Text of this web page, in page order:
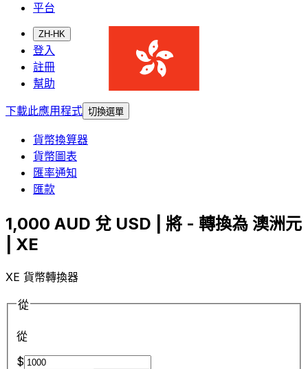
平台
ZH-HK
登入
註冊
幫助
下載此應用程式 切換選單
貨幣換算器
貨幣圖表
匯率通知
匯款
1,000 AUD 兌 USD | 將 - 轉換為 澳洲元
| XE
XE 貨幣轉換器
從
從
$